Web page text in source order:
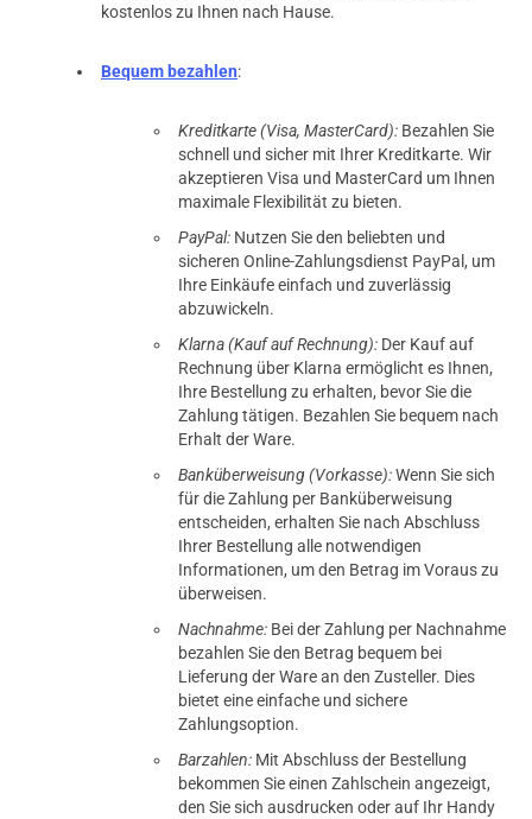
kostenlos zu Ihnen nach Hause.
Bequem bezahlen:
Kreditkarte (Visa, MasterCard): Bezahlen Sie
schnell und sicher mit Ihrer Kreditkarte. Wir
akzeptieren Visa und MasterCard um Ihnen
maximale Flexibilität zu bieten.
PayPal: Nutzen Sie den beliebten und
sicheren Online-Zahlungsdienst PayPal, um
Ihre Einkäufe einfach und zuverlässig
abzuwickeln.
Klarna (Kauf auf Rechnung): Der Kauf auf
Rechnung über Klarna ermöglicht es Ihnen,
Ihre Bestellung zu erhalten, bevor Sie die
Zahlung tätigen. Bezahlen Sie bequem nach
Erhalt der Ware.
Banküberweisung (Vorkasse):Wenn Sie sich
für die Zahlung per Banküberweisung
entscheiden, erhalten Sie nach Abschluss
Ihrer Bestellung alle notwendigen
Informationen, um den Betrag im Voraus zu
überweisen.
Nachnahme: Bei der Zahlung per Nachnahme
bezahlen Sie den Betrag bequem bei
Lieferung der Ware an den Zusteller. Dies
bietet eine einfache und sichere
Zahlungsoption.
Barzahlen: Mit Abschluss der Bestellung
bekommen Sie einen Zahlschein angezeigt,
den Sie sich ausdrucken oder auf Ihr Handy